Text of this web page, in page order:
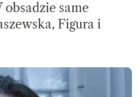
same
Figura i